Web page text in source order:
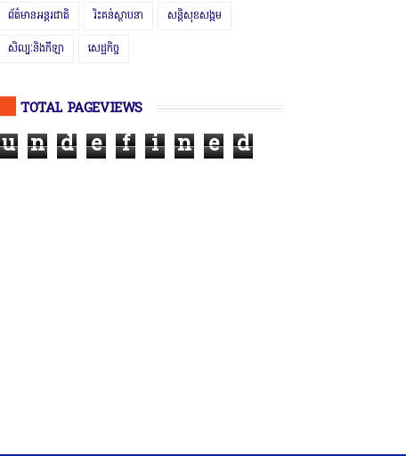
ព័ត៌មានអន្តរជាតិ រិះគន់ស្ថាបនា សន្តិសុខសង្គម
សិល្បៈនិងកីឡា សេដ្ឋកិច្ច
TOTAL PAGEVIEWS
u n d e f i n e d